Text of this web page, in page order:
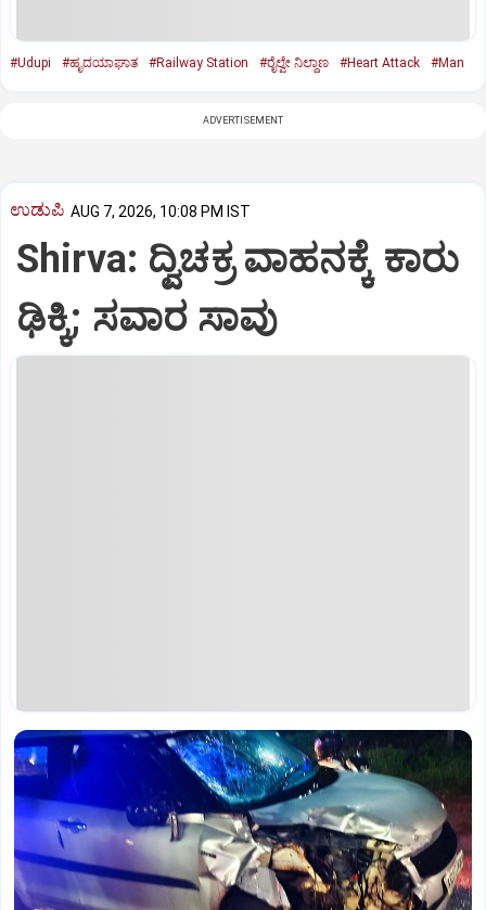
#Udupi #ಹೃದಯಾಘಾತ #Railway Station #ರೈಲ್ವೇ ನಿಲ್ದಾಣ #Heart Attack #Man
ADVERTISEMENT
ಉಡುಪಿ AUG 7, 2026, 10:08 PM IST
Shirva: ದ್ವಿಚಕ್ರ ವಾಹನಕ್ಕೆ ಕಾರು
ಢಿಕ್ಕಿ; ಸವಾರ ಸಾವು